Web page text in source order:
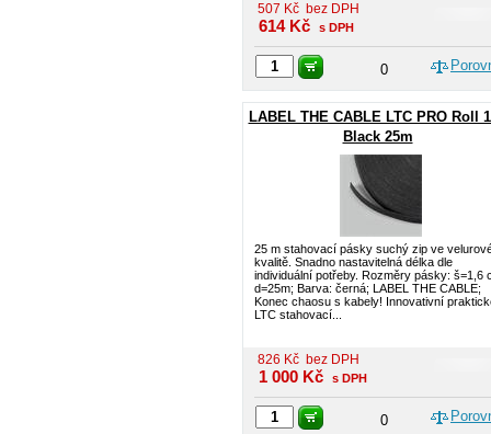
507 Kč bez DPH
614 Kč s DPH
0
LABEL THE CABLE LTC PRO Roll
Black 25m
25 m stahovací pásky suchý zip ve
kvalitě. Snadno nastavitelná délka dle
individuální potřeby. Rozměry pásky: š=1,6
d=25m; Barva: černá; LABEL THE CABLE;
Konec chaosu s kabely! Innovativní
LTC stahovací...
826 Kč bez DPH
1 000 Kč s DPH
0